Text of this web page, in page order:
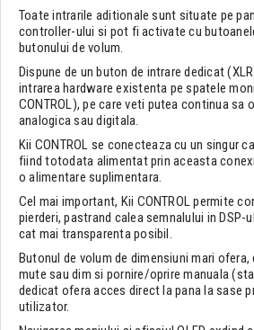
Toate intrarile aditionale sunt situate pe
controller-ului si pot fi activate cu
butonului de volum.
Dispune de un buton de intrare dedicat
intrarea hardware existenta pe spatele
CONTROL), pe care veti putea continua sa
analogica sau digitala.
Kii CONTROL se conecteaza cu un singur
fiind totodata alimentat prin aceasta
o alimentare suplimentara.
Cel mai important, Kii CONTROL permite
pierderi, pastrand calea semnalului in DSP-
cat mai transparenta posibil.
Butonul de volum de dimensiuni mari
mute sau dim si pornire/oprire manuala
dedicat ofera acces direct la pana la sase
utilizator.